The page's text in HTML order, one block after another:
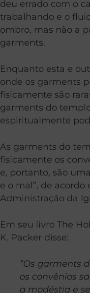
deu errado com o
trabalhando e o
ombro, mas não a
garments.
Enquanto esta e
onde os garments
fisicamente são
garments do
espiritualmente
As garments do
fisicamente os
e, portanto, são
e o mal”, de
Administração da
Em seu livro The
K. Packer disse:
“Os garments
os convênios
a modéstia e